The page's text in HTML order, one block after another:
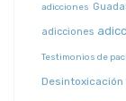
adicciones
adicciones
Testimonios de
Desintoxicación